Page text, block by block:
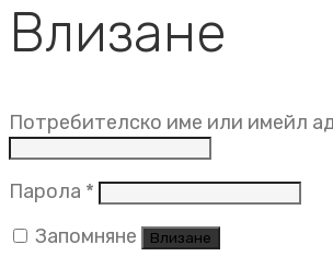
Влизане
Потребителско име или имейл
Парола * Задължително
Запомняне
Влизане